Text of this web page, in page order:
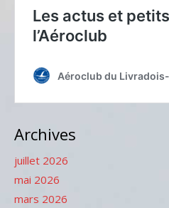
Archives
juillet 2026
mai 2026
mars 2026